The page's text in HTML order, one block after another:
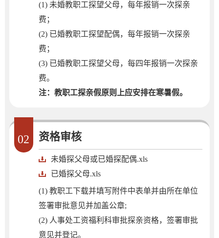
(1) 未婚教职工探望父母，每年报销一次探亲
费；
(2) 已婚教职工探望配偶，每年报销一次探亲
费；
(3) 已婚教职工探望父母，每四年报销一次探亲
费。
注：教职工探亲假原则上应安排在寒暑假。
02 资格审核
未婚探父母或已婚探配偶.xls
已婚探父母.xls
(1) 教职工下载并填写附件中表单并由所在单位
签署审批意见并加盖公章;
(2) 人事处工资福利科审批探亲资格，签署审批
意见并登记。